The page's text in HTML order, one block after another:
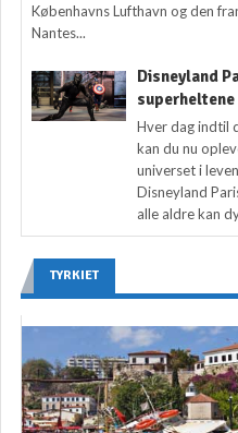
Københavns Lufthavn og den
Nantes...
Disneyland
superheltene
Hver dag indtil
kan du nu
universet i
Disneyland
alle aldre kan
TYRKIET